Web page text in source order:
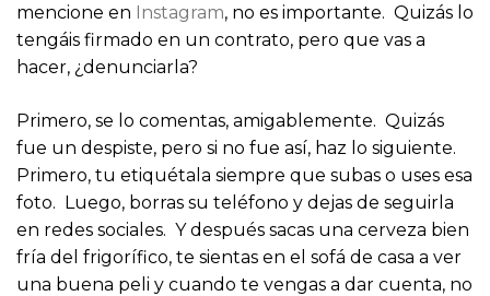
mencione en Instagram, no es importante. Quizás lo
tengáis firmado en un contrato, pero que vas a
hacer, ¿denunciarla?
Primero, se lo comentas, amigablemente. Quizás
fue un despiste, pero si no fue así, haz lo siguiente.
Primero, tu etiquétala siempre que subas o uses esa
foto. Luego, borras su teléfono y dejas de seguirla
en redes sociales. Y después sacas una cerveza bien
fría del frigorífico, te sientas en el sofá de casa a ver
una buena peli y cuando te vengas a dar cuenta, no